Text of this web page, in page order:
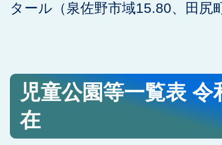
タール（泉佐野市域15.80、田尻
児童公園等一覧表 令
在